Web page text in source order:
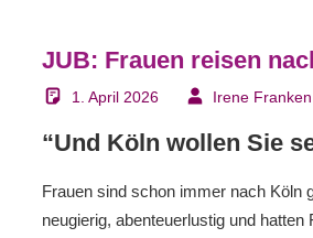
JUB: Frauen reisen
1. April 2026 Irene Franken
“Und Köln wollen Sie
Frauen sind schon immer nach Köln
neugierig, abenteuerlustig und